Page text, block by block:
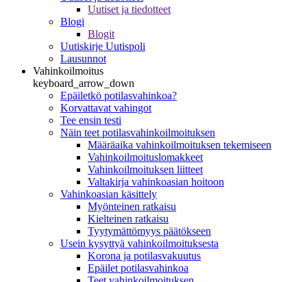
Uutiset ja tiedotteet
Blogi
Blogit
Uutiskirje Uutispoli
Lausunnot
Vahinkoilmoitus
keyboard_arrow_down
Epäiletkö potilasvahinkoa?
Korvattavat vahingot
Tee ensin testi
Näin teet potilasvahinkoilmoituksen
Määräaika vahinkoilmoituksen tekemiseen
Vahinkoilmoituslomakkeet
Vahinkoilmoituksen liitteet
Valtakirja vahinkoasian hoitoon
Vahinkoasian käsittely
Myönteinen ratkaisu
Kielteinen ratkaisu
Tyytymättömyys päätökseen
Usein kysyttyä vahinkoilmoituksesta
Korona ja potilasvakuutus
Epäilet potilasvahinkoa